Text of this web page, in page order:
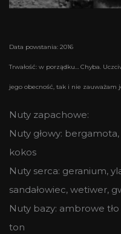
Data powstania: 2016
Trwałość: w porządku… Chyba.
jego obecność, tak i nie zauważam
Nuty zapachowe:
Nuty głowy:
kokos
Nuty serca: geranium,
sandałowiec, wetiwer,
Nuty bazy: ambrowe
ton